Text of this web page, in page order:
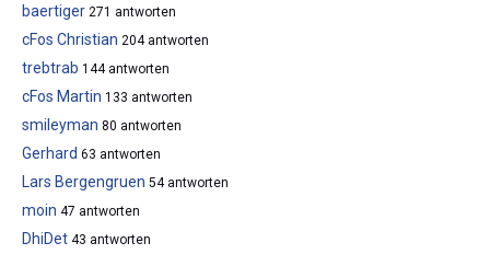
baertiger 271 antworten
cFos Christian 204 antworten
trebtrab 144 antworten
cFos Martin 133 antworten
smileyman 80 antworten
Gerhard 63 antworten
Lars Bergengruen 54 antworten
moin 47 antworten
DhiDet 43 antworten